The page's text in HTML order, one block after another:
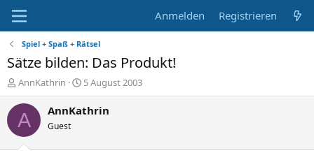
Anmelden Registrieren
Spiel + Spaß + Rätsel
Sätze bilden: Das Produkt!
E
r
s
t
AnnKathrin
E
r
s
5 August 2003
A AnnKathrin
Guest